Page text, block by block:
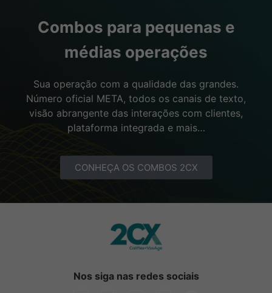
Combos para pequenas e
médias operações
Sua operação com a qualidade das grandes.
Número oficial META, todos os canais de texto,
visão abrangente das interações com clientes,
plataforma integrada e mais…
CONHEÇA OS COMBOS 2CX
Nos siga nas redes sociais